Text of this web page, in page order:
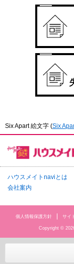
Six Apart 絵文字 (Six
ハウスメイトnaviとは
会社案内
個人情報保護方針 サイ
Copyright ©